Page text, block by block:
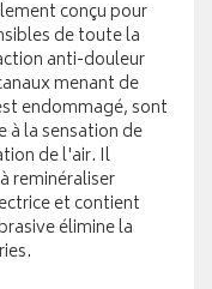
conçu pour
de toute la
anti-douleur
menant de
endommagé, sont
à la sensation de
de l'air. Il
reminéraliser
et contient
élimine la